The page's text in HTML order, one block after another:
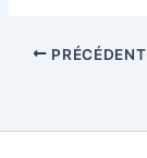
PRÉCÉDENT